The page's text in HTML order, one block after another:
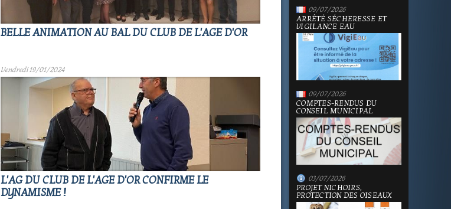
BELLE ANIMATION AU BAL DU CLUB DE L'AGE D'OR
Vendredi 19/01/2024
L'AG DU CLUB DE L'AGE D'OR CONFIRME LE
DYNAMISME !
09/07/2026
ARRÊTÉ SÉCHERESSE ET
VIGILANCE EAU
09/07/2026
COMPTES-RENDUS DU
CONSEIL MUNICIPAL
03/07/2026
PROJET NICHOIRS,
PROTECTION DES OISEAUX